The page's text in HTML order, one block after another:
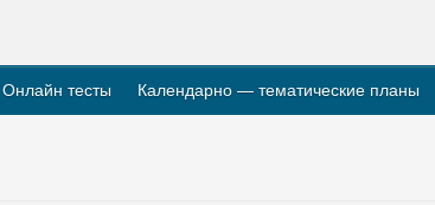
Онлайн тесты Календарно — тематические планы